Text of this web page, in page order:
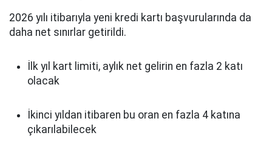
2026 yılı itibarıyla yeni kredi kartı başvurularında da
daha net sınırlar getirildi.
İlk yıl kart limiti, aylık net gelirin en fazla 2 katı
olacak
İkinci yıldan itibaren bu oran en fazla 4 katına
çıkarılabilecek